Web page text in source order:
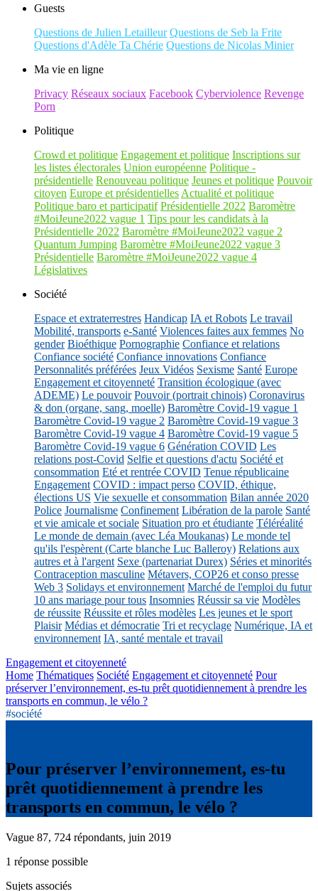
Guests
Questions de Julien Letailleur Questions de Seb la Frite
Questions d'Adèle Ta Chérie Questions de Nicolas Minier
Ma vie en ligne
Privacy Réseaux sociaux Facebook Cyberviolence Revenge
Porn
Politique
Crowd et politique Engagement et politique Inscriptions sur
les listes électorales Union européenne Politique -
présidentielle Renouveau politique Jeunes et politique Pouvoir
citoyen Europe et présidentielles Actualité et politique
Politique baro et participatif Présidentielle 2022 Baromètre
#MoiJeune2022 vague 1 Tips pour les candidats à la
Présidentielle 2022 Baromètre #MoiJeune2022 vague 2
Quantum Jumping Baromètre #MoiJeune2022 vague 3
Présidentielle Baromètre #MoiJeune2022 vague 4
Législatives
Société
Espace et extraterrestres Handicap IA et Robots Le travail
Mobilité, transports e-Santé Violences faites aux femmes No
gender Bioéthique Pornographie Confiance et relations
Confiance société Confiance innovations Confiance
Personnalités préférées Jeux Vidéos Sexisme Santé Europe
Engagement et citoyenneté Transition écologique (avec
ADEME) Le pouvoir Pouvoir (portrait chinois) Coronavirus
& don (organe, sang, moelle) Baromètre Covid-19 vague 1
Baromètre Covid-19 vague 2 Baromètre Covid-19 vague 3
Baromètre Covid-19 vague 4 Baromètre Covid-19 vague 5
Baromètre Covid-19 vague 6 Génération COVID Les
relations post-Covid Selfie et questions d'actu Société et
consommation Eté et rentrée COVID Tenue républicaine
Engagement COVID : impact perso COVID, éthique,
élections US Vie sexuelle et consommation Bilan année 2020
Police Journalisme Confinement Libération de la parole Santé
et vie amicale et sociale Situation pro et étudiante Téléréalité
Le monde de demain (avec Léa Moukanas) Le monde tel
qu'ils l'espèrent (Carte blanche Luc Balleroy) Relations aux
autres et à l'argent Sexe (partenariat Durex) Séries et minorités
Contraception masculine Métavers, COP26 et conso presse
Web 3 Solidays et environnement Marché de l'emploi du futur
10 ans mariage pour tous Insomnies Réussir sa vie Modèles
de réussite Réussite et rôles modèles Les jeunes et le sport
Plaisir Médias et démocratie Tri et recyclage Numérique, IA et
environnement IA, santé mentale et travail
Engagement et citoyenneté
Home Thématiques Société Engagement et citoyenneté Pour
préserver l’environnement, es-tu prêt quotidiennement à prendre les
transports en commun, le vélo ?
#société
Pour préserver l’environnement, es-tu
prêt quotidiennement à prendre les
transports en commun, le vélo ?
Vague 87, 724 répondants, juin 2019
1 réponse possible
Sujets associés